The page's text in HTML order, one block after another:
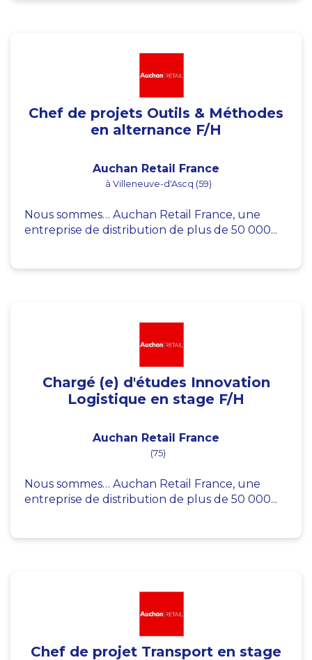
Chef de projets Outils & Méthodes
en alternance F/H
Auchan Retail France
à Villeneuve-d'Ascq (59)
Nous sommes… Auchan Retail France, une
entreprise de distribution de plus de 50 000...
Chargé (e) d'études Innovation
Logistique en stage F/H
Auchan Retail France
(75)
Nous sommes… Auchan Retail France, une
entreprise de distribution de plus de 50 000...
Chef de projet Transport en stage